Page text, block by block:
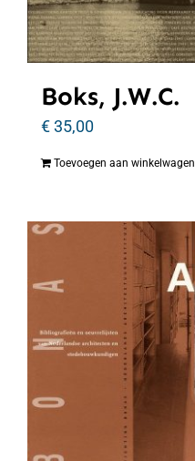
Boks, J.W.C.
€35,00
Toevoegen aan winkelwagen